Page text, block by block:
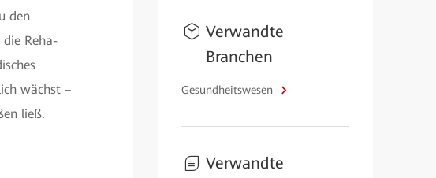
den
Reha-
wächst –
ließ.
Verwandte
Branchen
Gesundheitswesen
Verwandte